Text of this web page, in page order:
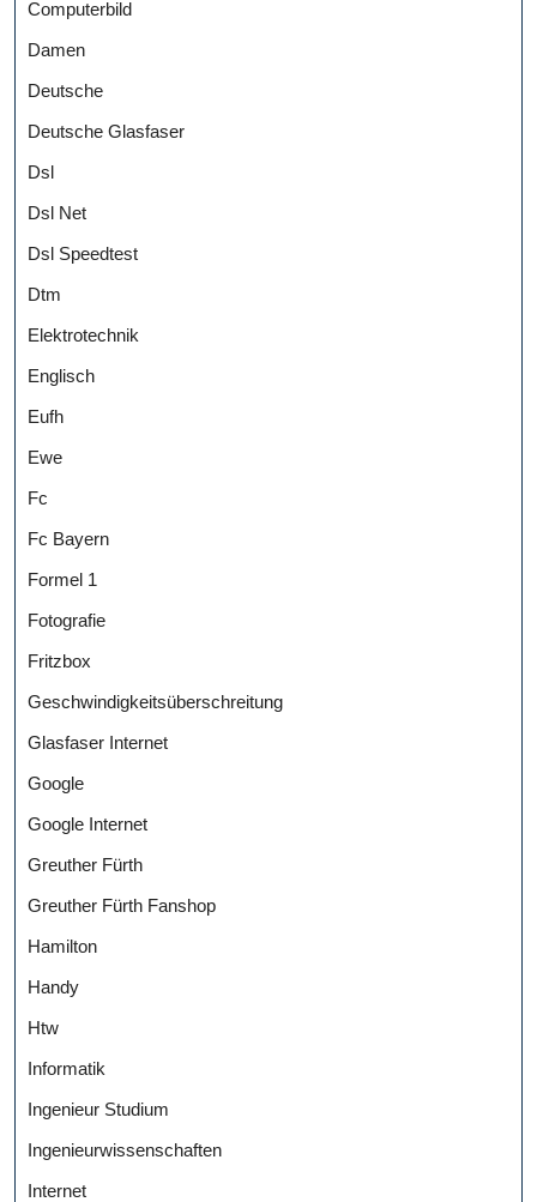
Computerbild
Damen
Deutsche
Deutsche Glasfaser
Dsl
Dsl Net
Dsl Speedtest
Dtm
Elektrotechnik
Englisch
Eufh
Ewe
Fc
Fc Bayern
Formel 1
Fotografie
Fritzbox
Geschwindigkeitsüberschreitung
Glasfaser Internet
Google
Google Internet
Greuther Fürth
Greuther Fürth Fanshop
Hamilton
Handy
Htw
Informatik
Ingenieur Studium
Ingenieurwissenschaften
Internet